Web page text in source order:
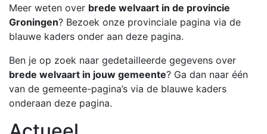
Meer weten over brede welvaart in de provincie
Groningen? Bezoek onze provinciale pagina via de
blauwe kaders onder aan deze pagina.
Ben je op zoek naar gedetailleerde gegevens over
brede welvaart in jouw gemeente? Ga dan naar één
van de gemeente-pagina’s via de blauwe kaders
onderaan deze pagina.